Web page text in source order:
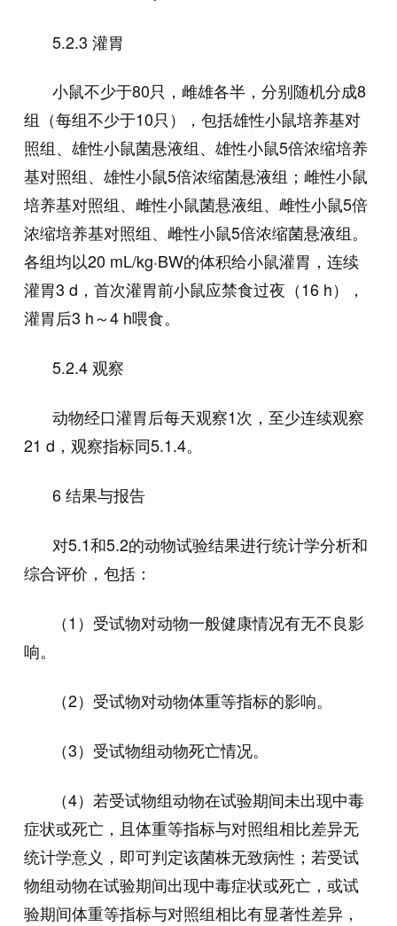
5.2.3 灌胃
小鼠不少于80只，雌雄各半，分别随机分成8
组（每组不少于10只），包括雄性小鼠培养基对
照组、雄性小鼠菌悬液组、雄性小鼠5倍浓缩培养
基对照组、雄性小鼠5倍浓缩菌悬液组；雌性小鼠
培养基对照组、雌性小鼠菌悬液组、雌性小鼠5倍
浓缩培养基对照组、雌性小鼠5倍浓缩菌悬液组。
各组均以20 mL/kg·BW的体积给小鼠灌胃，连续
灌胃3 d ，首次灌胃前小鼠应禁食过夜（16 h），
灌胃后3 h～4 h喂食。
5.2.4观察
动物经口灌胃后每天观察1次，至少连续观察
21 d，观察指标同5.1.4。
6结果与报告
对5.1和5.2的动物试验结果进行统计学分析和
综合评价，包括：
（1）受试物对动物一般健康情况有无不良影
响。
（2）受试物对动物体重等指标的影响。
（3）受试物组动物死亡情况。
（4）若受试物组动物在试验期间未出现中毒
症状或死亡，且体重等指标与对照组相比差异无
统计学意义，即可判定该菌株无致病性；若受试
物组动物在试验期间出现中毒症状或死亡，或试
验期间体重等指标与对照组相比有显著性差异，